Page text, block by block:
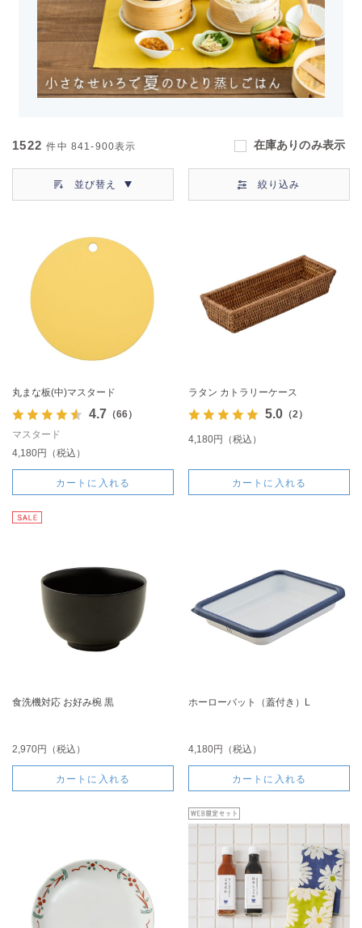
1522 件中 841-900表示 在庫ありのみ表示
並び替え 絞り込み
丸まな板(中)マスタード
4.7 （66）
マスタード
4,180円（税込）
カートに入れる
ラタン カトラリーケース
5.0（2）
4,180円（税込）
カートに入れる
食洗機対応 お好み椀 黒
2,970円（税込）
カートに入れる
ホーローバット（蓋付き）L
4,180円（税込）
カートに入れる